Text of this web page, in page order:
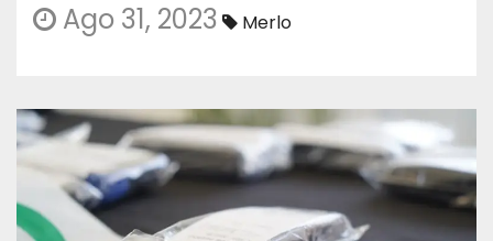
Ago 31, 2023 Merlo